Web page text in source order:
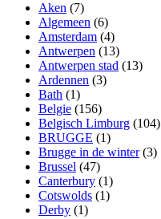
Aken (7)
Algemeen (6)
Amsterdam (4)
Antwerpen (13)
Antwerpen stad (13)
Ardennen (3)
Bath (1)
Belgie (156)
Belgisch Limburg (104)
BRUGGE (1)
Brugge in de winter(3)
Brussel (47)
Canterbury (1)
Cotswolds (1)
Derby (1)